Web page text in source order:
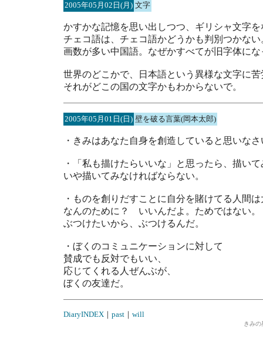
2005年05月02日(月) 文字
かすかな記憶を思い出しつつ、ギリシャ文字を
チェコ語は、チェコ語かどうかも判別つかない
画数が多い中国語。なぜかすべてが旧字体にな
世界のどこかで、日本語という異様な文字に
それがどこの国の文字かもわからないで。
2005年05月01日(日) 壁を破る言葉(岡本太郎)
・きみはあなた自身を創造していると思いなさ
・「私も描けたらいいな」と思ったら、描い
いや描いてみなければならない。
・ものを創りだすことに自分を賭けてる人間
なんのために？ いいんだよ。ためではない。
ぶつけたいから、ぶつけるんだ。
・ぼくのコミュニケーションに対して
賛成でも反対でもいい、
応じてくれる人ぜんぶが、
ぼくの友達だ。
DiaryINDEX｜ past｜ will
きみ